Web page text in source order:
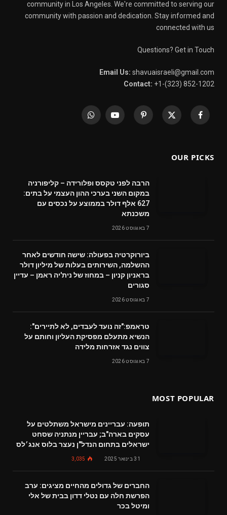
community in Los Angeles. We're committed to serving our
community with passion and dedication. Stay informed and
connected with us
Questions? Get in Touch
Email Us: shavuaisraeli@gmail.com
Contact: +1-(323) 852-1202
Facebook
X
Pinterest
YouTube
WhatsApp
OUR PICKS
הרבה לפני טקסס ופלורידה – קליפורניה
במקום השני בערכי ההון העצמי על בתים:
627 אלף דולר בממוצע על נכסים עם
משכנתא
7 באוגוסט 2026
ביורוקרטיה בפעולה: שישה חודשים לאחר
ההשלמה, השירותים בעלות של מיליון דולר
בראניון קניון – במחוז של נית'יה ראמן – עדיין
סגורים
7 באוגוסט 2026
טראמפ:"זה נועד לעבדים, לא לתיירים":
הנשיא מתעלם מפסיקת העליון וחותם על
צווים נגד אזרחות מלידה
7 באוגוסט 2026
MOST POPULAR
תופעה: עבריינים מישראל משתלטים על
עסקים בארה"ב; עבריין מנתניה שסחט
ישראלים בתחום הנדל"ן נעצר בלוס אנג׳לס
31 בינואר 2025 3,035
החברים של גדולים מהחיים מציגים: ערב
הפרשת חלה עם נטלי דדון בבית של אלי
ומיטל בכר